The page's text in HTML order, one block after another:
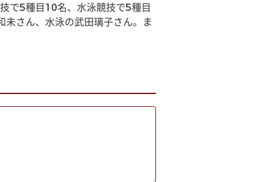
で5種目10名、水泳競技で5種目
さん、水泳の武田璃子さん。ま